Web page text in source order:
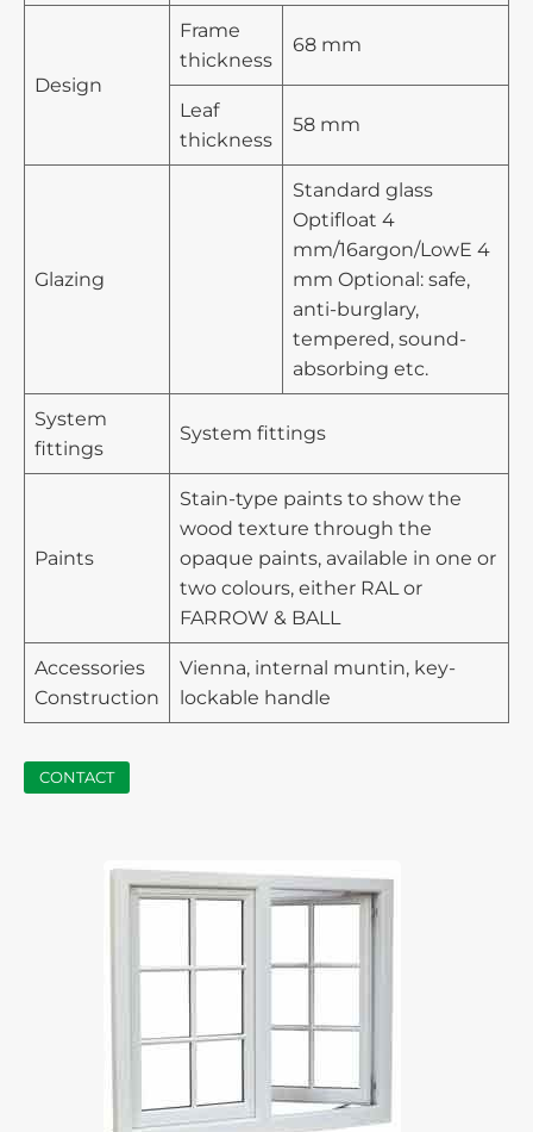
Design
Frame
thickness
68 mm
Leaf
thickness
58 mm
Glazing
Standard glass
Optifloat 4
mm/16argon/LowE 4
mm Optional: safe,
anti-burglary,
tempered, sound-
absorbing etc.
System
fittings
System fittings
Paints
Stain-type paints to show the
wood texture through the
opaque paints, available in one or
two colours, either RAL or
FARROW & BALL
Accessories
Construction
Vienna, internal muntin, key-
lockable handle
CONTACT